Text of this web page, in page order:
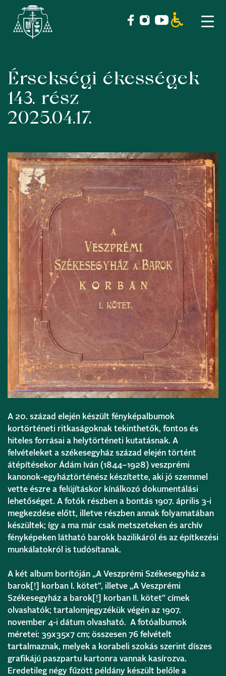
Skip
content
Érsekségi ékességek
143. rész
2025.04.17.
A 20. század elején készült fényképalbumok
kortörténeti ritkaságoknak tekinthetők, fontos és
hiteles forrásai a helytörténeti kutatásnak. A
felvételeket a székesegyház század elején történt
átépítésekor Ádám Iván (1844–1928) veszprémi
kanonok-egyháztörténész készítette, aki jó szemmel
vette észre a felújításkor kínálkozó dokumentálási
lehetőséget. A fotók részben a bontás 1907. április 3-i
megkezdése előtt, illetve részben annak folyamatában
készültek; így a ma már csak metszeteken és archív
fényképeken látható barokk bazilikáról és az építkezési
munkálatokról is tudósítanak.
A két album borítóján „A Veszprémi Székesegyház a
barok[!] korban I. kötet”, illetve „A Veszprémi
Székesegyház a barok[!] korban II. kötet” címek
olvashatók; tartalomjegyzékük végén az 1907.
november 4-i dátum olvasható. A fotóalbumok
méretei: 39x35x7 cm; összesen 76 felvételt
tartalmaznak, melyek a korabeli szokás szerint díszes
grafikájú paszpartu kartonra vannak kasírozva.
Eredetileg négy fűzött példány készült belőle a